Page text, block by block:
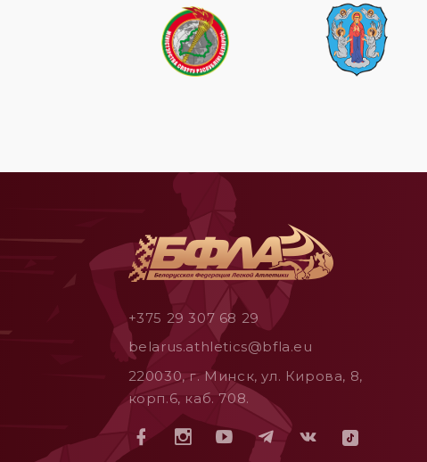
+375 29 307 68 29
belarus.athletics@bfla.eu
220030, г. Минск, ул. Кирова, 8,
корп.6, каб. 708.